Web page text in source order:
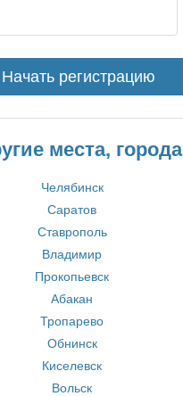
Начать регистрацию
места, города
Челябинск
Саратов
Ставрополь
Владимир
Прокопьевск
Абакан
Тропарево
Обнинск
Киселевск
Вольск